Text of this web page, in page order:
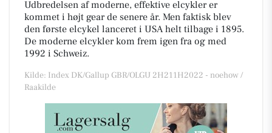
Udbredelsen af moderne, effektive elcykler er
kommet i højt gear de senere år. Men faktisk blev
den første elcykel lanceret i USA helt tilbage i 1895.
De moderne elcykler kom frem igen fra og med
1992 i Schweiz.
Kilde: Index DK/Gallup GBR/OLGU 2H211H2022 - noehow /
Raakilde